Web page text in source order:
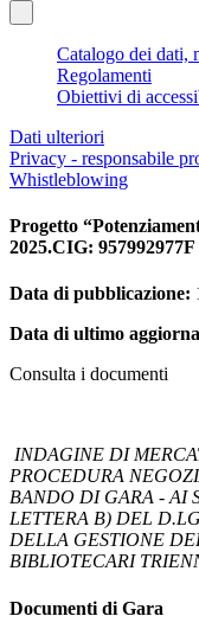
Catalogo dei dati,
Regolamenti
Obiettivi di
Dati ulteriori
Privacy - responsabile
Whistleblowing
Progetto
2025.CIG: 957992977F
Data di pubblicazione:
Data di ultimo
Consulta i documenti
INDAGINE DI
PROCEDURA
BANDO DI GARA - AI
LETTERA B) DEL
DELLA GESTIONE
BIBLIOTECARI
Documenti di Gara